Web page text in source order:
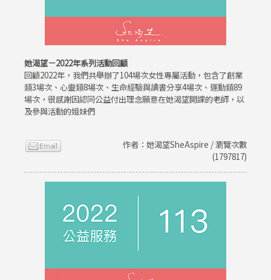
她渴望－2022年系列活動回顧
回顧2022年，我們共舉辦了104場次女性專屬活動，包含了創業
類3場次、心靈類8場次、生命經驗與讀書分享4場次、運動類89
場次，很感謝因認同公益付出理念願意在她渴望開課的老師，以
及參與活動的姐妹們
作者：她渴望SheAspire / 瀏覽次數
(1797817)